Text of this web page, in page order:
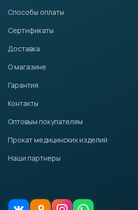
Способы оплаты
Сертификаты
Доставка
О магазине
Гарантия
Контакты
Оптовым покупателям
Прокат медицинских изделий
Наши партнеры